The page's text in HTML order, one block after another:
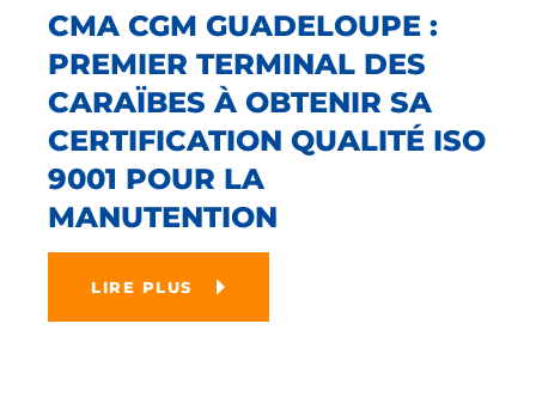
CMA CGM GUADELOUPE :
PREMIER TERMINAL DES
CARAÏBES À OBTENIR SA
CERTIFICATION QUALITÉ ISO
9001 POUR LA
MANUTENTION
LIRE PLUS